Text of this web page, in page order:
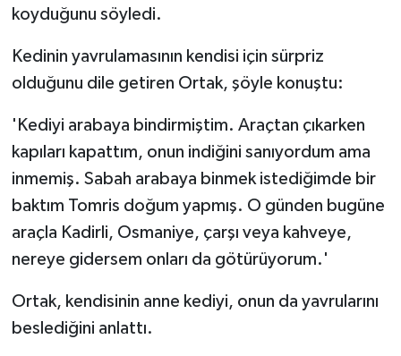
koyduğunu söyledi.
Kedinin yavrulamasının kendisi için sürpriz
olduğunu dile getiren Ortak, şöyle konuştu:
'Kediyi arabaya bindirmiştim. Araçtan çıkarken
kapıları kapattım, onun indiğini sanıyordum ama
inmemiş. Sabah arabaya binmek istediğimde bir
baktım Tomris doğum yapmış. O günden bugüne
araçla Kadirli, Osmaniye, çarşı veya kahveye,
nereye gidersem onları da götürüyorum.'
Ortak, kendisinin anne kediyi, onun da yavrularını
beslediğini anlattı.